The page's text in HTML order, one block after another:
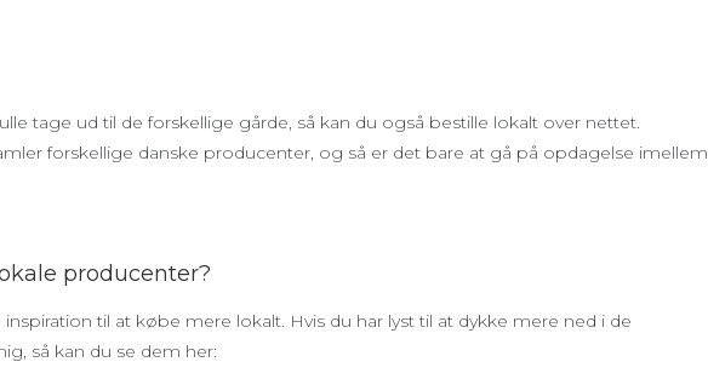
tage ud til de forskellige gårde, så kan du også bestille lokalt over nettet.
forskellige danske producenter, og så er det bare at gå på opdagelse imellem
producenter?
til at købe mere lokalt. Hvis du har lyst til at dykke mere ned i de
så kan du se dem her: